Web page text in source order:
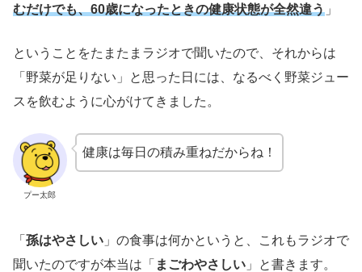
むだけでも、60歳になったときの健康状態が全然違う 」
ということをたまたまラジオで聞いたので、それからは
「野菜が足りない」と思った日には、なるべく野菜ジュー
スを飲むように心がけてきました。
プー太郎
健康は毎日の積み重ねだからね！
「 孫はやさしい 」の食事は何かというと、これもラジオで
聞いたのですが本当は「 まごわやさしい 」と書きます。